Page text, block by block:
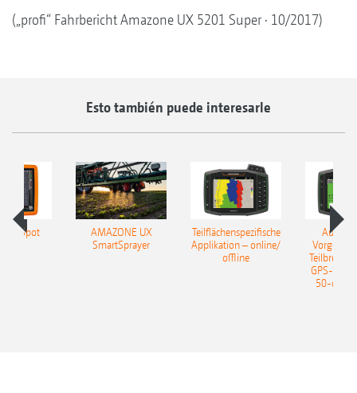
(„profi“ Fahrbericht Amazone UX 5201 Super · 10/2017)
Esto también puede interesarle
Spot
AMAZONE UX
SmartSprayer
Teilflächenspezifische
Applikation – online/
offline
GPS-
50-cm-